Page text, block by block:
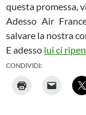
questa promessa,
Adesso Air
salvare la nostra
E adesso lui ci
CONDIVIDI: